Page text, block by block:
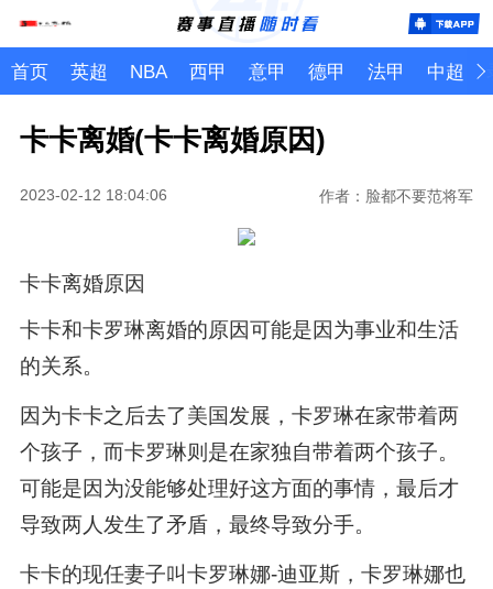
首页 英超 NBA 西甲 意甲 德甲 法甲 中超
卡卡离婚(卡卡离婚原因)
2023-02-12 18:04:06 作者：脸都不要范将军
卡卡离婚原因
卡卡和卡罗琳离婚的原因可能是因为事业和生活
的关系。
因为卡卡之后去了美国发展，卡罗琳在家带着两
个孩子，而卡罗琳则是在家独自带着两个孩子。
可能是因为没能够处理好这方面的事情，最后才
导致两人发生了矛盾，最终导致分手。
卡卡的现任妻子叫卡罗琳娜-迪亚斯，卡罗琳娜也